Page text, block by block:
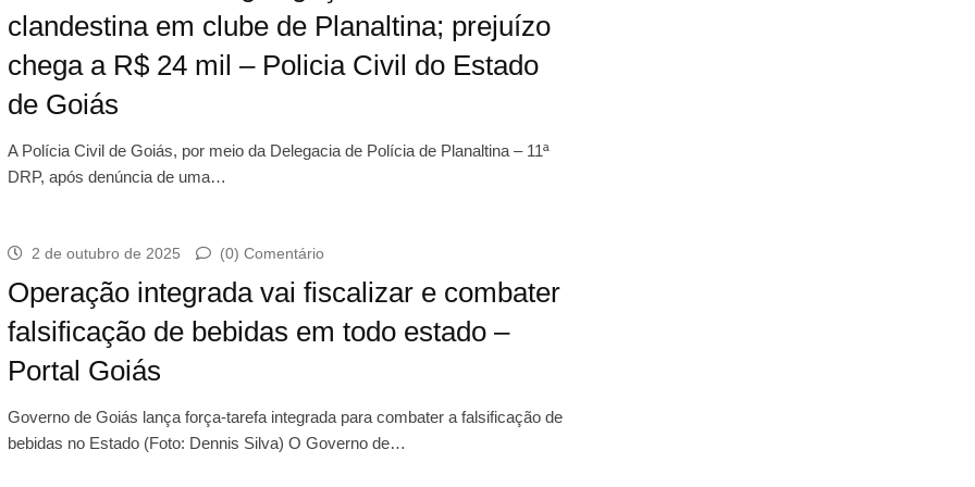
clandestina em clube de Planaltina; prejuízo
chega a R$ 24 mil – Policia Civil do Estado
de Goiás
A Polícia Civil de Goiás, por meio da Delegacia de Polícia de Planaltina – 11ª
DRP, após denúncia de uma…
2 de outubro de 2025 (0) Comentário
Operação integrada vai fiscalizar e combater
falsificação de bebidas em todo estado –
Portal Goiás
Governo de Goiás lança força-tarefa integrada para combater a falsificação de
bebidas no Estado (Foto: Dennis Silva) O Governo de…